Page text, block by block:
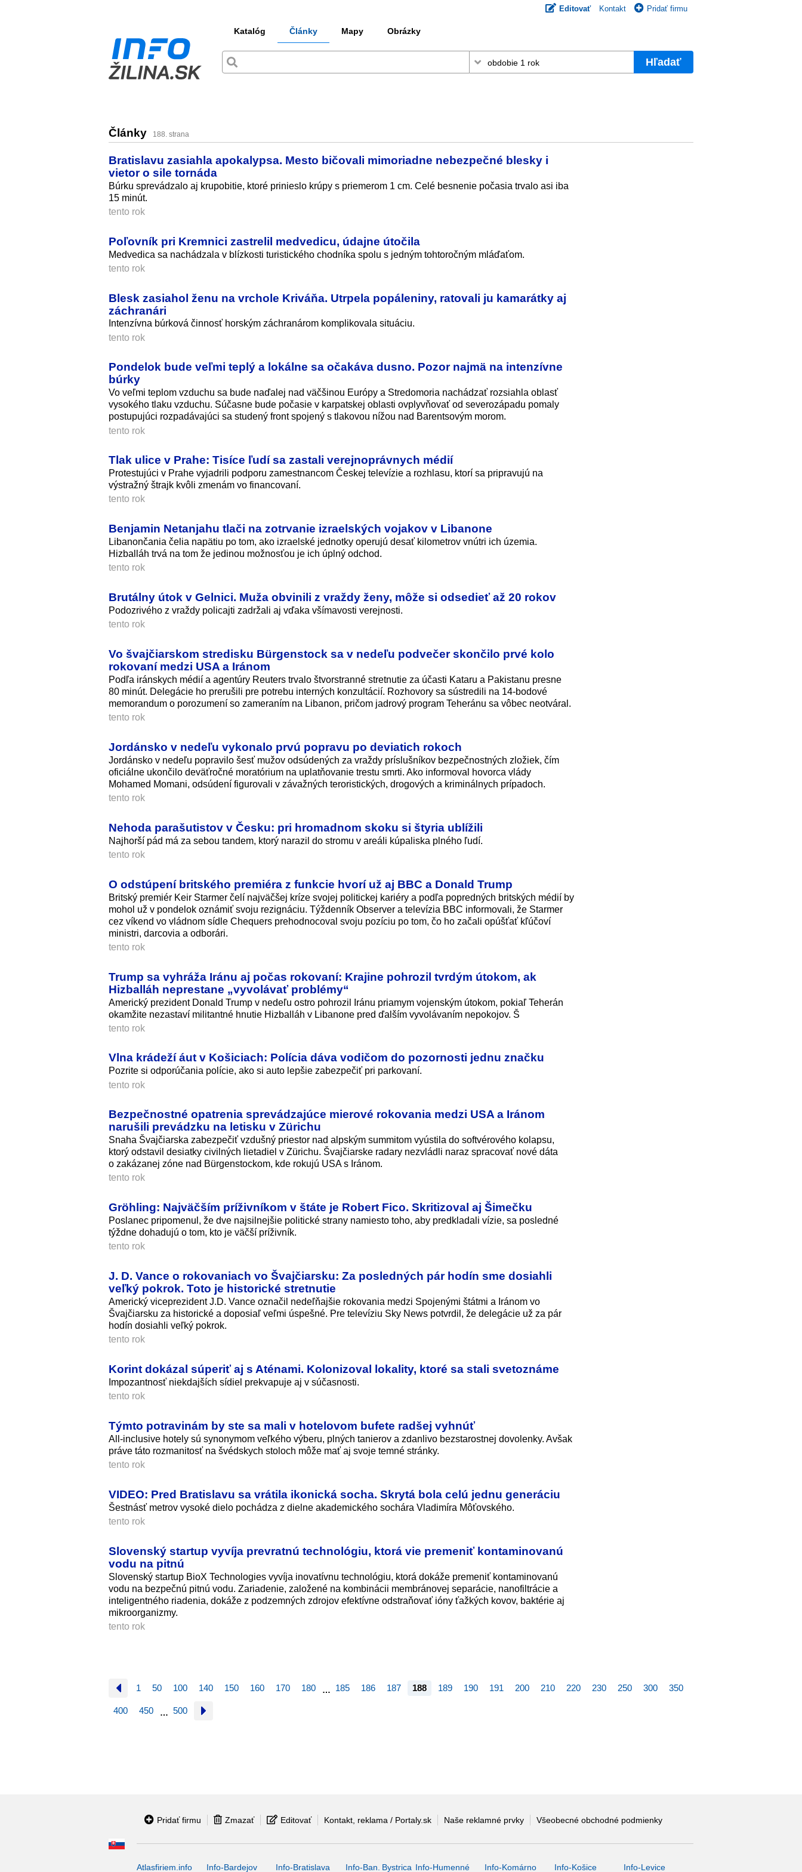
Editovať Kontakt Pridať firmu
Katalóg Články Mapy Obrázky
Hľadať
Články 188. strana
Bratislavu zasiahla apokalypsa. Mesto bičovali mimoriadne nebezpečné blesky i
vietor o sile tornáda
Búrku sprevádzalo aj krupobitie, ktoré prinieslo krúpy s priemerom 1 cm. Celé besnenie počasia trvalo asi iba
15 minút.
tento rok
Poľovník pri Kremnici zastrelil medvedicu, údajne útočila
Medvedica sa nachádzala v blízkosti turistického chodníka spolu s jedným tohtoročným mláďaťom.
tento rok
Blesk zasiahol ženu na vrchole Kriváňa. Utrpela popáleniny, ratovali ju kamarátky aj
záchranári
Intenzívna búrková činnosť horským záchranárom komplikovala situáciu.
tento rok
Pondelok bude veľmi teplý a lokálne sa očakáva dusno. Pozor najmä na intenzívne
búrky
Vo veľmi teplom vzduchu sa bude naďalej nad väčšinou Európy a Stredomoria nachádzať rozsiahla oblasť
vysokého tlaku vzduchu. Súčasne bude počasie v karpatskej oblasti ovplyvňovať od severozápadu pomaly
postupujúci rozpadávajúci sa studený front spojený s tlakovou nížou nad Barentsovým morom.
tento rok
Tlak ulice v Prahe: Tisíce ľudí sa zastali verejnoprávnych médií
Protestujúci v Prahe vyjadrili podporu zamestnancom Českej televízie a rozhlasu, ktorí sa pripravujú na
výstražný štrajk kvôli zmenám vo financovaní.
tento rok
Benjamin Netanjahu tlači na zotrvanie izraelských vojakov v Libanone
Libanončania čelia napätiu po tom, ako izraelské jednotky operujú desať kilometrov vnútri ich územia.
Hizballáh trvá na tom že jedinou možnosťou je ich úplný odchod.
tento rok
Brutálny útok v Gelnici. Muža obvinili z vraždy ženy, môže si odsedieť až 20 rokov
Podozrivého z vraždy policajti zadržali aj vďaka všímavosti verejnosti.
tento rok
Vo švajčiarskom stredisku Bürgenstock sa v nedeľu podvečer skončilo prvé kolo
rokovaní medzi USA a Iránom
Podľa iránskych médií a agentúry Reuters trvalo štvorstranné stretnutie za účasti Kataru a Pakistanu presne
80 minút. Delegácie ho prerušili pre potrebu interných konzultácií. Rozhovory sa sústredili na 14-bodové
memorandum o porozumení so zameraním na Libanon, pričom jadrový program Teheránu sa vôbec neotváral.
tento rok
Jordánsko v nedeľu vykonalo prvú popravu po deviatich rokoch
Jordánsko v nedeľu popravilo šesť mužov odsúdených za vraždy príslušníkov bezpečnostných zložiek, čím
oficiálne ukončilo deväťročné moratórium na uplatňovanie trestu smrti. Ako informoval hovorca vlády
Mohamed Momani, odsúdení figurovali v závažných teroristických, drogových a kriminálnych prípadoch.
tento rok
Nehoda parašutistov v Česku: pri hromadnom skoku si štyria ublížili
Najhorší pád má za sebou tandem, ktorý narazil do stromu v areáli kúpaliska plného ľudí.
tento rok
O odstúpení britského premiéra z funkcie hvorí už aj BBC a Donald Trump
Britský premiér Keir Starmer čelí najväčšej kríze svojej politickej kariéry a podľa popredných britských médií by
mohol už v pondelok oznámiť svoju rezignáciu. Týždenník Observer a televízia BBC informovali, že Starmer
cez víkend vo vládnom sídle Chequers prehodnocoval svoju pozíciu po tom, čo ho začali opúšťať kľúčoví
ministri, darcovia a odborári.
tento rok
Trump sa vyhráža Iránu aj počas rokovaní: Krajine pohrozil tvrdým útokom, ak
Hizballáh neprestane „vyvolávať problémy“
Americký prezident Donald Trump v nedeľu ostro pohrozil Iránu priamym vojenským útokom, pokiaľ Teherán
okamžite nezastaví militantné hnutie Hizballáh v Libanone pred ďalším vyvolávaním nepokojov. Š
tento rok
Vlna krádeží áut v Košiciach: Polícia dáva vodičom do pozornosti jednu značku
Pozrite si odporúčania polície, ako si auto lepšie zabezpečiť pri parkovaní.
tento rok
Bezpečnostné opatrenia sprevádzajúce mierové rokovania medzi USA a Iránom
narušili prevádzku na letisku v Zürichu
Snaha Švajčiarska zabezpečiť vzdušný priestor nad alpským summitom vyústila do softvérového kolapsu,
ktorý odstavil desiatky civilných lietadiel v Zürichu. Švajčiarske radary nezvládli naraz spracovať nové dáta
o zakázanej zóne nad Bürgenstockom, kde rokujú USA s Iránom.
tento rok
Gröhling: Najväčším príživníkom v štáte je Robert Fico. Skritizoval aj Šimečku
Poslanec pripomenul, že dve najsilnejšie politické strany namiesto toho, aby predkladali vízie, sa posledné
týždne dohadujú o tom, kto je väčší príživník.
tento rok
J. D. Vance o rokovaniach vo Švajčiarsku: Za posledných pár hodín sme dosiahli
veľký pokrok. Toto je historické stretnutie
Americký viceprezident J.D. Vance označil nedeľňajšie rokovania medzi Spojenými štátmi a Iránom vo
Švajčiarsku za historické a doposiaľ veľmi úspešné. Pre televíziu Sky News potvrdil, že delegácie už za pár
hodín dosiahli veľký pokrok.
tento rok
Korint dokázal súperiť aj s Aténami. Kolonizoval lokality, ktoré sa stali svetoznáme
Impozantnosť niekdajších sídiel prekvapuje aj v súčasnosti.
tento rok
Týmto potravinám by ste sa mali v hotelovom bufete radšej vyhnúť
All-inclusive hotely sú synonymom veľkého výberu, plných tanierov a zdanlivo bezstarostnej dovolenky. Avšak
práve táto rozmanitosť na švédskych stoloch môže mať aj svoje temné stránky.
tento rok
VIDEO: Pred Bratislavu sa vrátila ikonická socha. Skrytá bola celú jednu generáciu
Šestnásť metrov vysoké dielo pochádza z dielne akademického sochára Vladimíra Môťovského.
tento rok
Slovenský startup vyvíja prevratnú technológiu, ktorá vie premeniť kontaminovanú
vodu na pitnú
Slovenský startup BioX Technologies vyvíja inovatívnu technológiu, ktorá dokáže premeniť kontaminovanú
vodu na bezpečnú pitnú vodu. Zariadenie, založené na kombinácii membránovej separácie, nanofiltrácie a
inteligentného riadenia, dokáže z podzemných zdrojov efektívne odstraňovať ióny ťažkých kovov, baktérie aj
mikroorganizmy.
tento rok
1 50 100 140 150 160 170 180 … 185 186 187 188 189 190 191 200 210 220 230 250 300 350
400 450 … 500
Pridať firmu Zmazať Editovať Kontakt, reklama / Portaly.sk Naše reklamné prvky Všeobecné obchodné podmienky
Atlasfiriem.info Info-Bardejov Info-Bratislava Info-Ban. Bystrica Info-Humenné Info-Komárno Info-Košice Info-Levice